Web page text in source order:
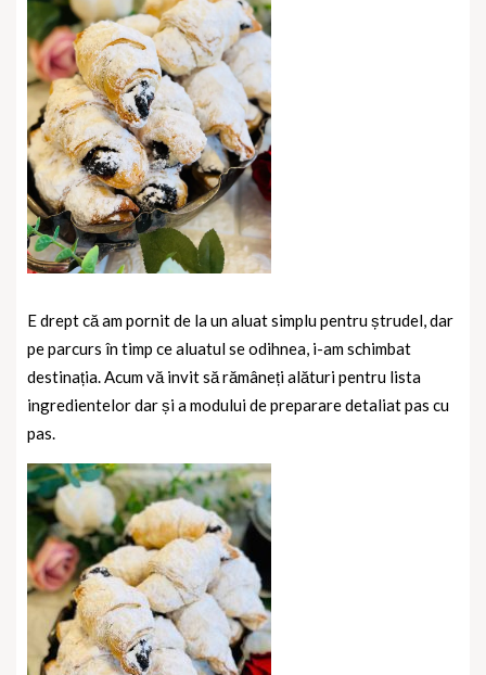
E drept că am pornit de la un aluat simplu pentru ștrudel, dar
pe parcurs în timp ce aluatul se odihnea, i-am schimbat
destinația. Acum vă invit să rămâneți alături pentru lista
ingredientelor dar și a modului de preparare detaliat pas cu
pas.